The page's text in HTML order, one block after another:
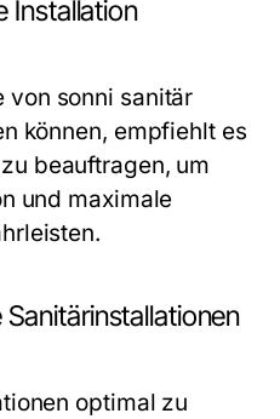
Installation
von sonni sanitär
können, empfiehlt es
beauftragen, um
und maximale
optimal zu